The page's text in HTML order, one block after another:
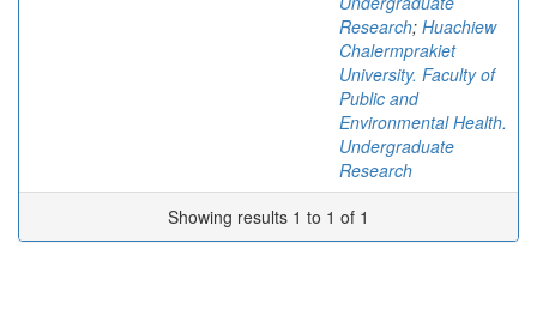
Research; Huachiew
Chalermprakiet
University. Faculty of
Public and
Environmental Health.
Undergraduate
Research
Showing results 1 to 1 of 1